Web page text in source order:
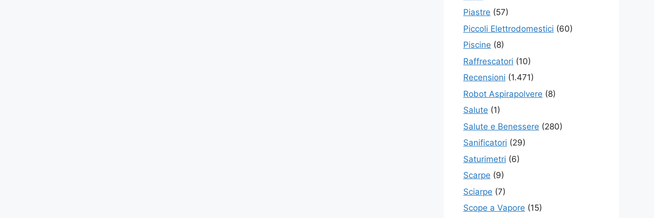
Piastre (57)
Piccoli Elettrodomestici (60)
Piscine (8)
Raffrescatori (10)
Recensioni (1.471)
Robot Aspirapolvere (8)
Salute (1)
Salute e Benessere (280)
Sanificatori (29)
Saturimetri (6)
Scarpe (9)
Sciarpe (7)
Scope a Vapore (15)